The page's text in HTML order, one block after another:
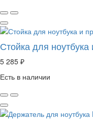
Стойка для
5 285 ₽
Есть в наличии